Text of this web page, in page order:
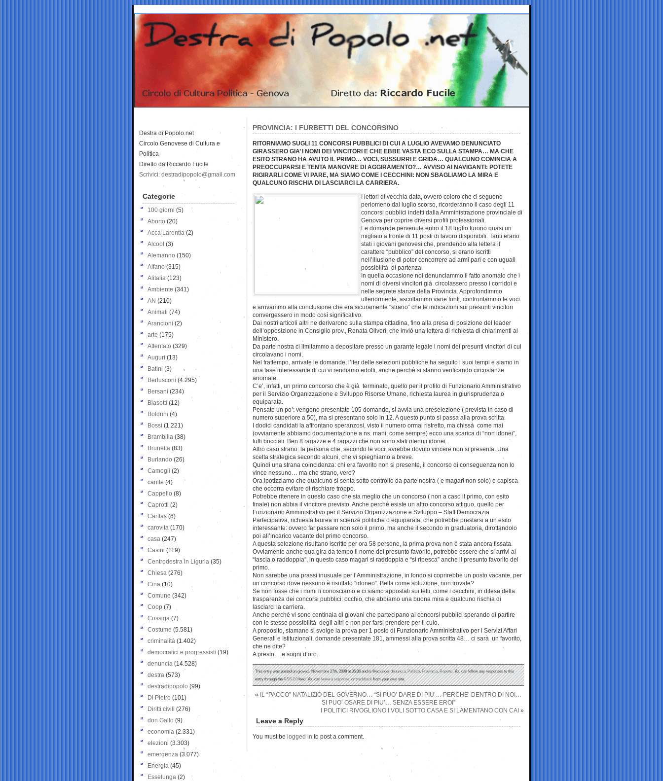
PROVINCIA: I FURBETTI DEL CONCORSINO
RITORNIAMO SUGLI 11 CONCORSI PUBBLICI DI CUI A LUGLIO AVEVAMO DENUNCIATO
GIRASSERO GIA’ I NOMI DEI VINCITORI E CHE EBBE VASTA ECO SULLA STAMPA… MA CHE
ESITO STRANO HA AVUTO IL PRIMO… VOCI, SUSSURRI E GRIDA… QUALCUNO COMINCIA A
PREOCCUPARSI E TENTA MANOVRE DI AGGIRAMENTO?… AVVISO AI NAVIGANTI: POTETE
RIGIRARLI COME VI PARE, MA SIAMO COME I CECCHINI: NON SBAGLIAMO LA MIRA E
QUALCUNO RISCHIA DI LASCIARCI LA CARRIERA.
I lettori di vecchia data, ovvero coloro che ci seguono
perlomeno dal luglio scorso, ricorderanno il caso degli 11
concorsi pubblici indetti dalla Amministrazione provinciale di
Genova per coprire diversi profili professionali.
Le domande pervenute entro il 18 luglio furono quasi un
migliaio a fronte di 11 posti di lavoro disponibili. Tanti erano
stati i giovani genovesi che, prendendo alla lettera il
carattere “pubblico” del concorso, si erano iscritti
nell’illusione di poter concorrere ad armi pari e con uguali
possibilità di partenza.
In quella occasione noi denunciammo il fatto anomalo che i
nomi di diversi vincitori già circolassero presso i corridoi e
nelle segrete stanze della Provincia. Approfondimmo
ulteriormente, ascoltammo varie fonti, confrontammo le voci
e arrivammo alla conclusione che era sicuramente “strano” che le indicazioni sui presunti vincitori
convergessero in modo così significativo.
Dai nostri articoli altri ne derivarono sulla stampa cittadina, fino alla presa di posizione del leader
dell’opposizione in Consiglio prov., Renata Oliveri, che inviò una lettera di richiesta di chiarimenti al
Ministero.
Da parte nostra ci limitammo a depositare presso un garante legale i nomi dei presunti vincitori di cui
circolavano i nomi.
Nel frattempo, arrivate le domande, l’iter delle selezioni pubbliche ha seguito i suoi tempi e siamo in
una fase interessante di cui vi rendiamo edotti, anche perchè si stanno verificando circostanze
anomale.
C’e’, infatti, un primo concorso che è già terminato, quello per il profilo di Funzionario Amministrativo
per il Servizio Organizzazione e Sviluppo Risorse Umane, richiesta laurea in giurisprudenza o
equiparata.
Pensate un po’: vengono presentate 105 domande, si avvia una preselezione ( prevista in caso di
numero superiore a 50), ma si presentano solo in 12. A questo punto si passa alla prova scritta.
I dodici candidati la affrontano speranzosi, visto il numero ormai ristretto, ma chissà come mai
(ovviamente abbiamo documentazione a ns. mani, come sempre) ecco una scarica di “non idonei”,
tutti bocciati. Ben 8 ragazze e 4 ragazzi che non sono stati ritenuti idonei.
Altro caso strano: la persona che, secondo le voci, avrebbe dovuto vincere non si presenta. Una
scelta strategica secondo alcuni, che vi spieghiamo a breve.
Quindi una strana coincidenza: chi era favorito non si presente, il concorso di conseguenza non lo
vince nessuno… ma che strano, vero?
Ora ipotizziamo che qualcuno si senta sotto controllo da parte nostra ( e magari non solo) e capisca
che occorra evitare di rischiare troppo.
Potrebbe ritenere in questo caso che sia meglio che un concorso ( non a caso il primo, con esito
finale) non abbia il vincitore previsto. Anche perchè esiste un altro concorso attiguo, quello per
Funzionario Amministrativo per il Servizio Organizzazione e Sviluppo – Staff Democrazia
Partecipativa, richiesta laurea in scienze politiche o equiparata, che potrebbe prestarsi a un esito
interessante: ovvero far passare non solo il primo, ma anche il secondo in graduatoria, dirottandolo
poi all’incarico vacante del primo concorso.
A questa selezione risultano iscritte per ora 58 persone, la prima prova non è stata ancora fissata.
Ovviamente anche qua gira da tempo il nome del presunto favorito, potrebbe essere che si arrivi al
“lascia o raddoppia”, in questo caso magari si raddoppia e “si ripesca” anche il presunto favorito del
primo.
Non sarebbe una prassi inusuale per l’Amministrazione, in fondo si coprirebbe un posto vacante, per
un concorso dove nessuno è risultato “idoneo”. Bella come soluzione, non trovate?
Se non fosse che i nomi li conosciamo e ci siamo appostati sui tetti, come i cecchini, in difesa della
trasparenza dei concorsi pubblici: occhio, che abbiamo una buona mira e qualcuno rischia di
lasciarci la carriera.
Anche perchè vi sono centinaia di giovani che partecipano ai concorsi pubblici sperando di partire
con le stesse possibilità degli altri e non per farsi prendere per il culo.
A proposito, stamane si svolge la prova per 1 posto di Funzionario Amministrativo per i Servizi Affari
Generali e Istituzionali, domande presentate 181, ammessi alla prova scritta 48… ci sarà un favorito,
che ne dite?
A presto… e sogni d’oro.
This entry was posted on giovedì, Novembre 27th, 2008 at 05:36 and is filed underdenuncia,Politica,Provincia,Repetto. You can follow any responses to this
entry through theRSS 2.0feed. You canleave a response, ortrackbackfrom your own site.
«
IL “PACCO” NATALIZIO DEL GOVERNO… “SI PUO’ DARE DI PIU’… PERCHE’ DENTRO DI NOI…
SI PUO’ OSARE DI PIU’… SENZA ESSERE EROI”
I POLITICI RIVOGLIONO I VOLI SOTTO CASA E SI LAMENTANO CON CAI »
Leave a Reply
You must be logged in to post a comment.
Destra di Popolo.net
Circolo Genovese di Cultura e
Politica
Diretto da Riccardo Fucile
Scrivici: destradipopolo@gmail.com
Categorie
100 giorni (5)
Aborto (20)
Acca Larentia (2)
Alcool (3)
Alemanno (150)
Alfano (315)
Alitalia (123)
Ambiente (341)
AN (210)
Animali (74)
Arancioni (2)
arte (175)
Attentato (329)
Auguri (13)
Batini (3)
Berlusconi (4.295)
Bersani (234)
Biasotti (12)
Boldrini (4)
Bossi (1.221)
Brambilla (38)
Brunetta (83)
Burlando (26)
Camogli (2)
canile (4)
Cappello (8)
Caprotti (2)
Caritas (6)
carovita (170)
casa (247)
Casini (119)
Centrodestra in Liguria (35)
Chiesa (276)
Cina (10)
Comune (342)
Coop (7)
Cossiga (7)
Costume (5.581)
criminalità (1.402)
democratici e progressisti (19)
denuncia (14.528)
destra (573)
destradipopolo (99)
Di Pietro (101)
Diritti civili (276)
don Gallo (9)
economia (2.331)
elezioni (3.303)
emergenza (3.077)
Energia (45)
Esselunga (2)